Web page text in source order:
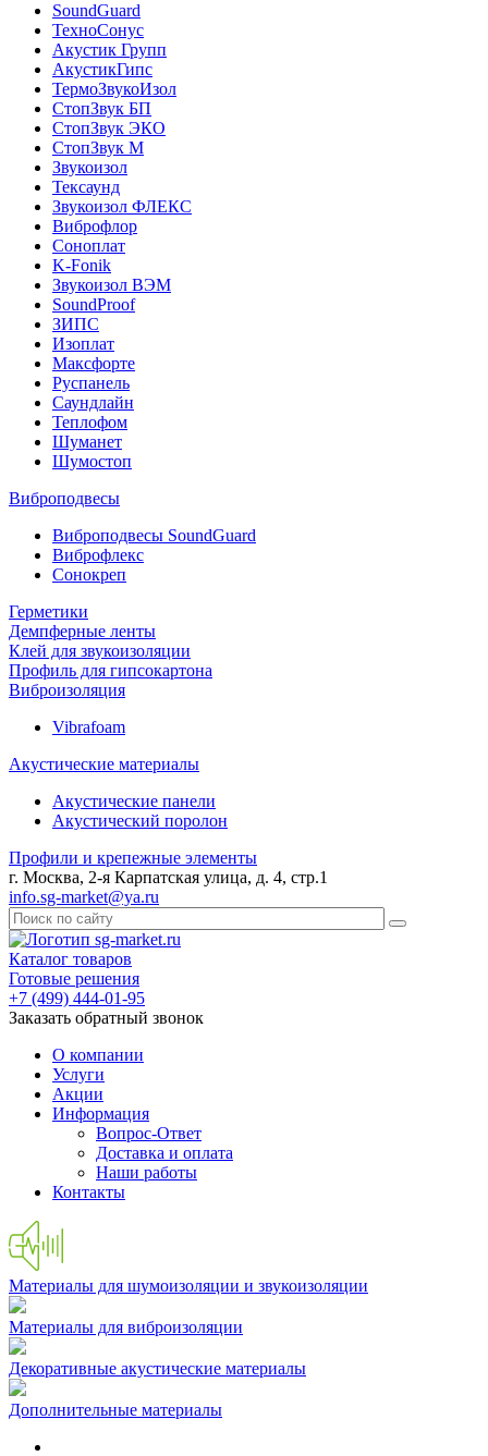
SoundGuard
ТехноСонус
Акустик Групп
АкустикГипс
ТермоЗвукоИзол
СтопЗвук БП
СтопЗвук ЭКО
СтопЗвук М
Звукоизол
Тексаунд
Звукоизол ФЛЕКС
Виброфлор
Соноплат
K-Fonik
Звукоизол ВЭМ
SoundProof
ЗИПС
Изоплат
Максфорте
Руспанель
Саундлайн
Теплофом
Шуманет
Шумостоп
Виброподвесы
Виброподвесы SoundGuard
Виброфлекс
Сонокреп
Герметики
Демпферные ленты
Клей для звукоизоляции
Профиль для гипсокартона
Виброизоляция
Vibrafoam
Акустические материалы
Акустические панели
Акустический поролон
Профили и крепежные элементы
г. Москва, 2-я Карпатская улица, д. 4, стр.1
info.sg-market@ya.ru
Каталог товаров
Готовые решения
+7 (499) 444-01-95
Заказать обратный звонок
О компании
Услуги
Акции
Информация
Вопрос-Ответ
Доставка и оплата
Наши работы
Контакты
Материалы для шумоизоляции и звукоизоляции
Материалы для виброизоляции
Декоративные акустические материалы
Дополнительные материалы